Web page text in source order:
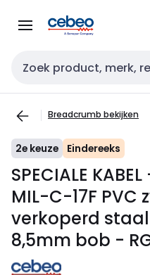
naar
naar
Zoekveld invoer
Breadcrumb bekijken
2e keuze Eindereeks
SPECIALE
MIL-C-17F
verkoperd
8,5mm bob -